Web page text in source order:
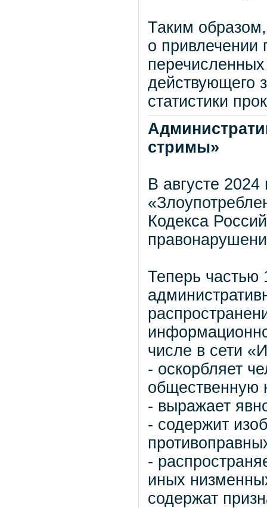
Таким
о привлечении
перечисленных
действующего
статистики
стримы»
В августе
Кодекса
Теперь частью
числе в сети
- оскорбляет
общественную
- выражает
- содержит
-
иных
содержат